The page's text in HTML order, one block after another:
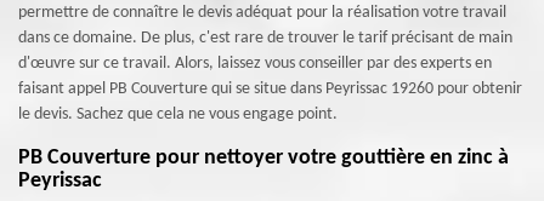
permettre de connaître le devis adéquat pour la réalisation votre travail
dans ce domaine. De plus, c'est rare de trouver le tarif précisant de main
d'œuvre sur ce travail. Alors, laissez vous conseiller par des experts en
faisant appel PB Couverture qui se situe dans Peyrissac 19260 pour obtenir
le devis. Sachez que cela ne vous engage point.
PB Couverture pour nettoyer votre gouttière en zinc à
Peyrissac